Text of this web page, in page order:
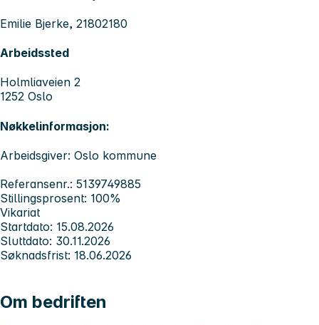
Emilie Bjerke, 21802180
Arbeidssted
Holmliaveien 2
1252 Oslo
Nøkkelinformasjon:
Arbeidsgiver: Oslo kommune
Referansenr.: 5139749885
Stillingsprosent: 100%
Vikariat
Startdato: 15.08.2026
Sluttdato: 30.11.2026
Søknadsfrist: 18.06.2026
Om bedriften